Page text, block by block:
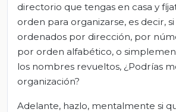
directorio que tengas en casa y
orden para organizarse, es decir,
ordenados por dirección, por
por orden alfabético, o
los nombres revueltos, ¿Podrías
organización?
Adelante, hazlo, mentalmente si